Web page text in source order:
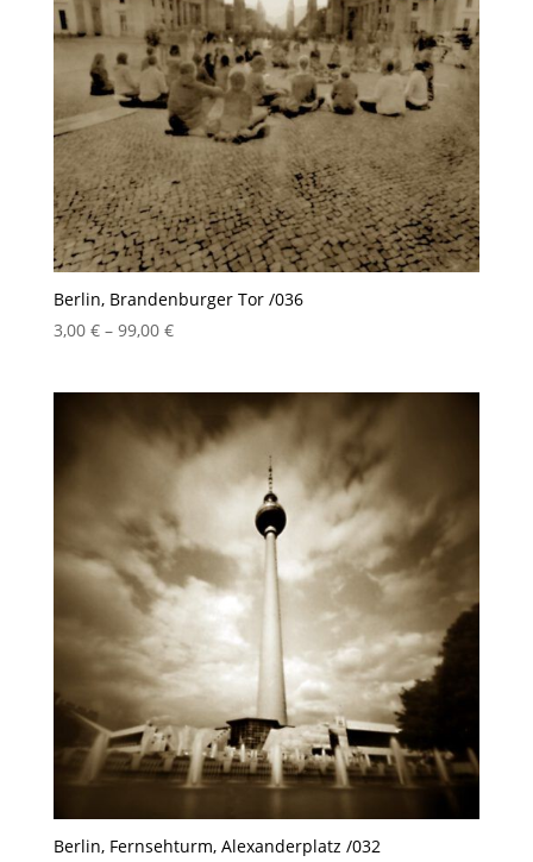
Berlin, Brandenburger Tor /036
3,00 € – 99,00 €Preisspanne:
99,00 €
Berlin, Fernsehturm, Alexanderplatz /032